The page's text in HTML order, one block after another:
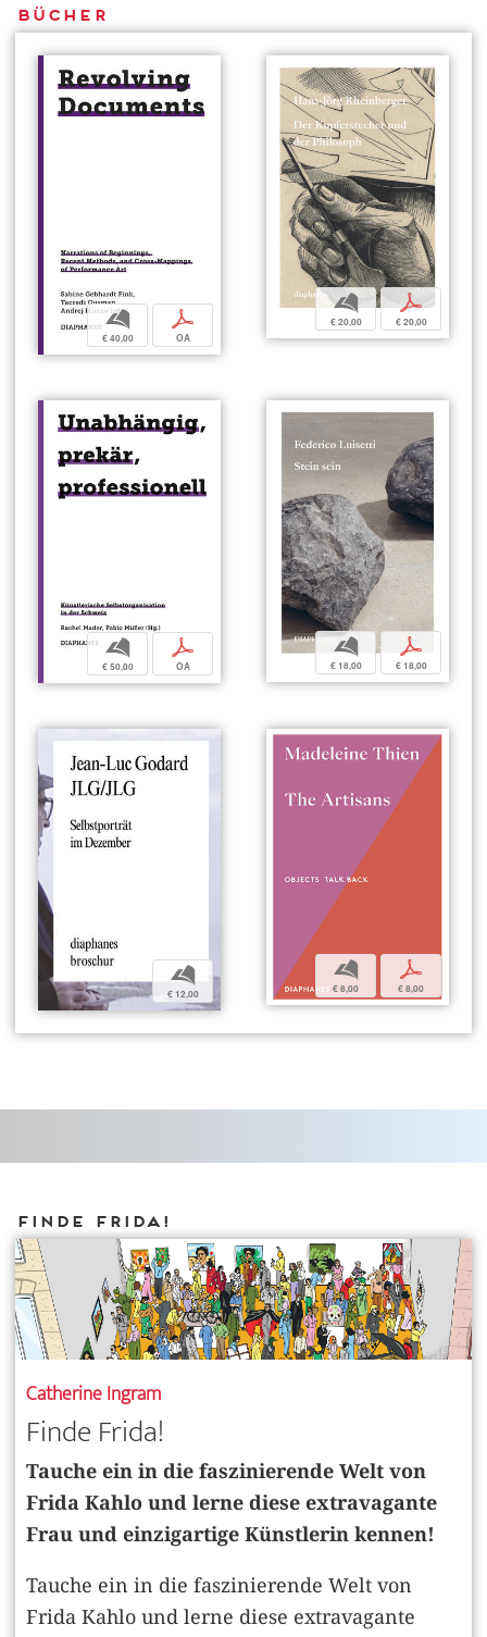
Bücher
b
€ 40,00
p
OA
b
€ 20,00
p
€ 20,00
b
€ 50,00
p
OA
b
€ 18,00
p
€ 18,00
b
€ 12,00
b
€ 8,00
p
€ 8,00
Finde Frida!
Catherine Ingram
Finde Frida!
Tauche ein in die faszinierende Welt von
Frida Kahlo und lerne diese extravagante
Frau und einzigartige Künstlerin kennen!
Tauche ein in die faszinierende Welt von
Frida Kahlo und lerne diese extravagante